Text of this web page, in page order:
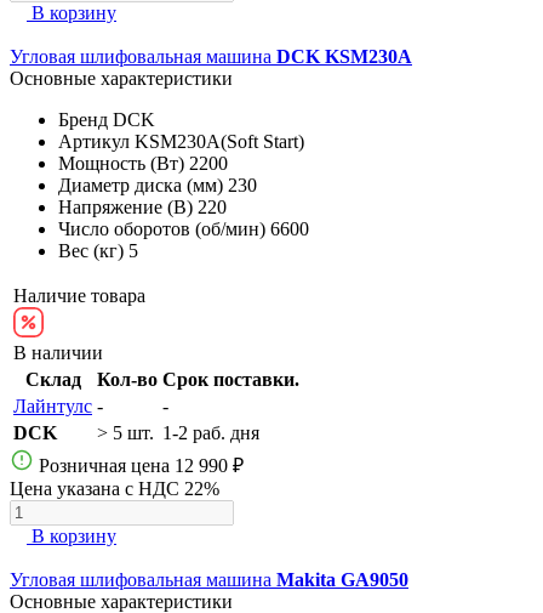
В корзину
Угловая шлифовальная машина DCK KSM230A
Основные характеристики
Бренд DCK
Артикул KSM230A(Soft Start)
Мощность (Вт) 2200
Диаметр диска (мм) 230
Напряжение (В) 220
Число оборотов (об/мин) 6600
Вес (кг) 5
Наличие товара
В наличии
Склад
Кол-во Срок поставки.
Лайнтулс -
-
DCK
> 5 шт. 1-2 раб. дня
Розничная цена 12 990 ₽
Цена указана с НДС 22%
В корзину
Угловая шлифовальная машина Makita GA9050
Основные характеристики